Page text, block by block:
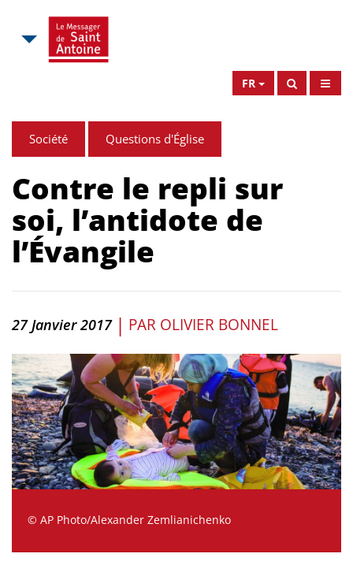
FR
Société Questions d'Église
Contre le repli sur
soi, l’antidote de
l’Évangile
27 Janvier 2017 | PAR OLIVIER BONNEL
© AP Photo/Alexander Zemlianichenko